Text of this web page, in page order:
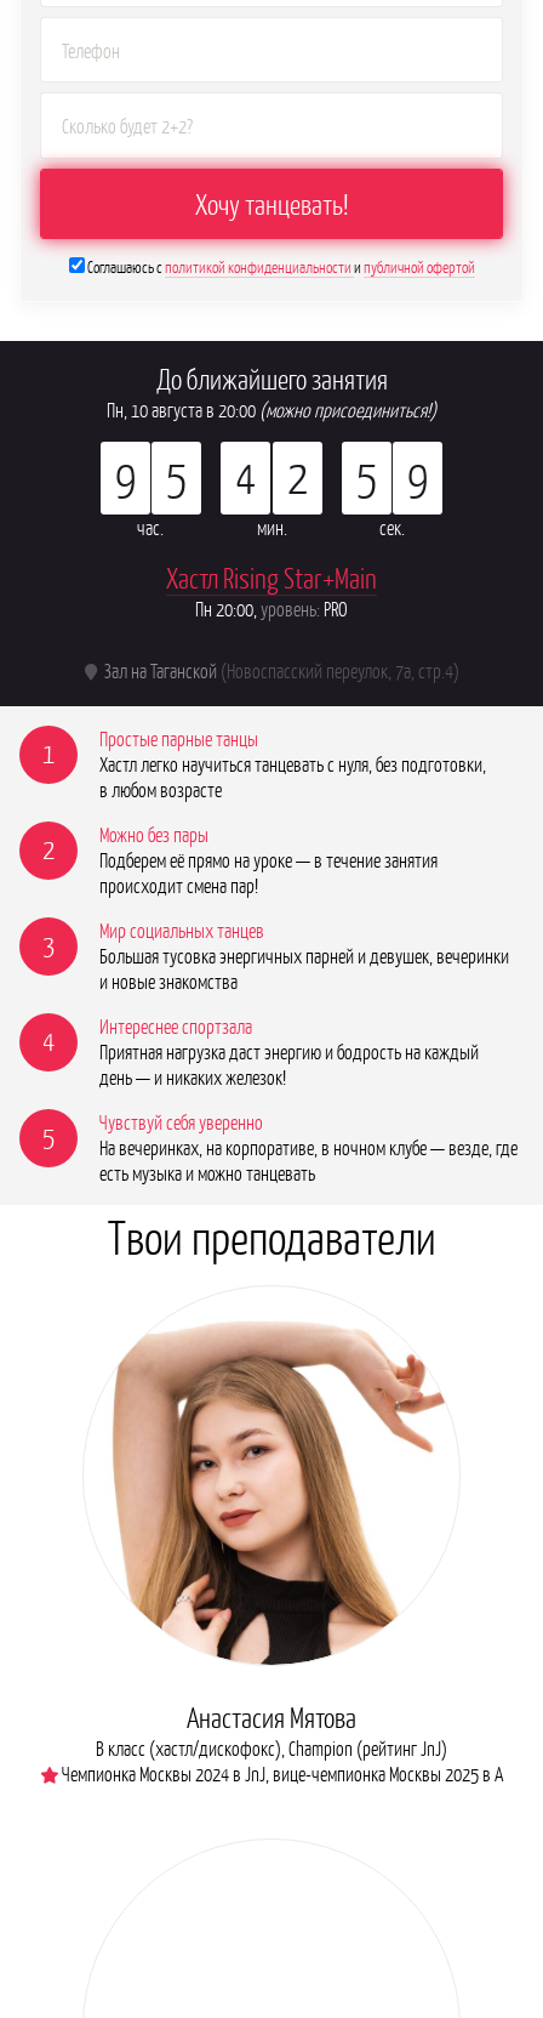
Соглашаюсь сполитикой конфиденциальностиипубличной офертой
До ближайшего занятия
Пн, 10 августа в 20:00 (можно присоединиться!)
9 5
час.
4 2
мин.
5 9
сек.
Хастл Rising Star+Main
Пн 20:00, уровень: PRO
Зал на Таганской (Новоспасский переулок, 7а, стр.4)
1
Простые парные танцы
Хастл легко научиться танцевать с нуля, без подготовки,
в любом возрасте
2
Можно без пары
Подберем её прямо на уроке — в течение занятия
происходит смена пар!
3
Мир социальных танцев
Большая тусовка энергичных парней и девушек, вечеринки
и новые знакомства
4
Интереснее спортзала
Приятная нагрузка даст энергию и бодрость на каждый
день — и никаких железок!
5
Чувствуй себя уверенно
На вечеринках, на корпоративе, в ночном клубе — везде, где
есть музыка и можно танцевать
Твои преподаватели
Анастасия Мятова
B класс (хастл/дискофокс), Сhampion (рейтинг JnJ)
Чемпионка Москвы 2024 в JnJ, вице-чемпионка Москвы 2025 в А